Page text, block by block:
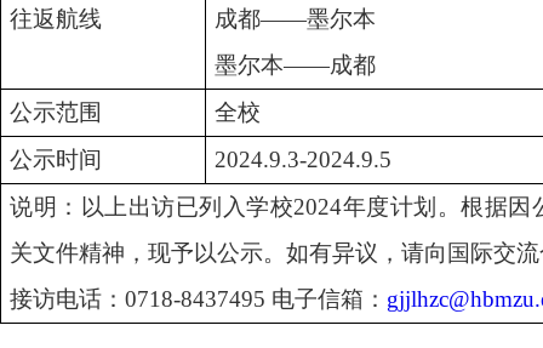
往返航线 成都——墨尔本
墨尔本——成都
公示范围
全校
公示时间
2024.9.3-2024.9.5
说明： 以上出访已列入学校2024年度计划。根据因
关文件精神，现予以公示。如有异议，请向 国际交
接访电话： 0718-8437495 电子信箱：